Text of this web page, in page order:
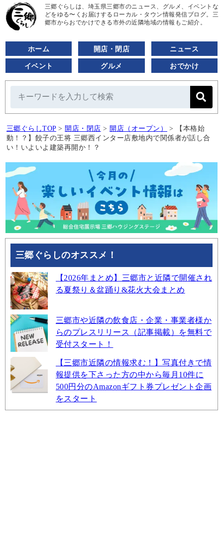
三郷ぐらしは、埼玉県三郷市のニュース、グルメ、イベントな
どをゆる〜くお届けするローカル・タウン情報発信ブログ。三
郷市からおでかけできる市外の近隣地域の情報もご紹介。
ホーム 開店・閉店 ニュース
イベント グルメ おでかけ
三郷ぐらしTOP > 開店・閉店 > 開店（オープン） >
【本格始
動！？】餃子の王将 三郷西インター店敷地内で関係者が話し合
い！いよいよ建築再開か！？
三郷ぐらしのオススメ！
【2026年まとめ】三郷市と近隣で開催され
る夏祭り＆盆踊り&花火大会まとめ
三郷市や近隣の飲食店・企業・事業者様か
らのプレスリリース（記事掲載）を無料で
受付スタート！
【三郷市近隣の情報求む！】写真付きで情
報提供を下さった方の中から毎月10件に
500円分のAmazonギフト券プレゼント企画
をスタート